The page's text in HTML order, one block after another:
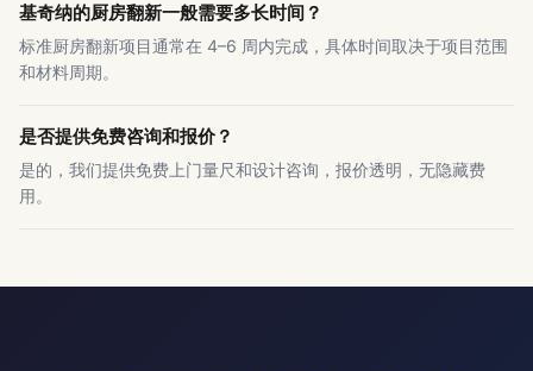
基奇纳的厨房翻新一般需要多长时间？
标准厨房翻新项目通常在 4–6 周内完成，具体时间取决于项目范围
和材料周期。
是否提供免费咨询和报价？
是的，我们提供免费上门量尺和设计咨询，报价透明，无隐藏费
用。